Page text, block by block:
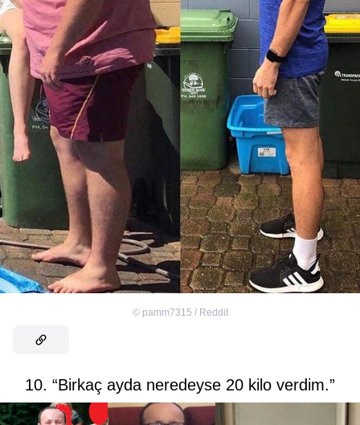
© pamm7315 / Reddit
10. “Birkaç ayda neredeyse 20 kilo verdim.”